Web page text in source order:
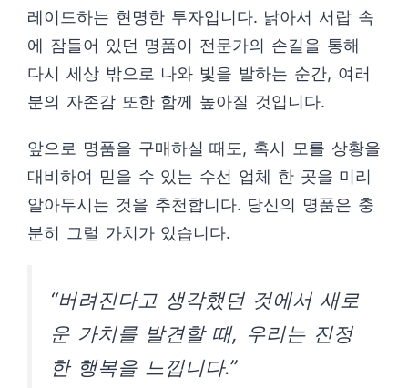
레이드하는 현명한 투자입니다. 낡아서 서랍 속
에 잠들어 있던 명품이 전문가의 손길을 통해
다시 세상 밖으로 나와 빛을 발하는 순간, 여러
분의 자존감 또한 함께 높아질 것입니다.
앞으로 명품을 구매하실 때도, 혹시 모를 상황을
대비하여 믿을 수 있는 수선 업체 한 곳을 미리
알아두시는 것을 추천합니다. 당신의 명품은 충
분히 그럴 가치가 있습니다.
“버려진다고 생각했던 것에서 새로
운 가치를 발견할 때, 우리는 진정
한 행복을 느낍니다.”